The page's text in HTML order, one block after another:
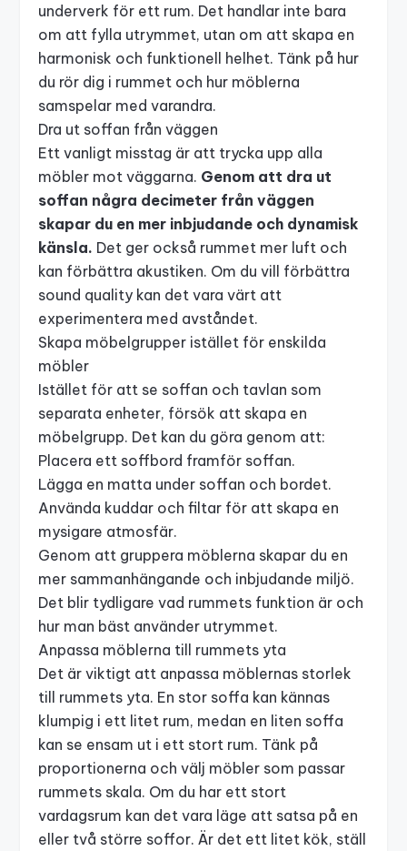
underverk för ett rum. Det handlar inte bara
om att fylla utrymmet, utan om att skapa en
harmonisk och funktionell helhet. Tänk på hur
du rör dig i rummet och hur möblerna
samspelar med varandra.
Dra ut soffan från väggen
Ett vanligt misstag är att trycka upp alla
möbler mot väggarna. Genom att dra ut
soffan några decimeter från väggen
skapar du en mer inbjudande och dynamisk
känsla. Det ger också rummet mer luft och
kan förbättra akustiken. Om du vill förbättra
sound quality kan det vara värt att
experimentera med avståndet.
Skapa möbelgrupper istället för enskilda
möbler
Istället för att se soffan och tavlan som
separata enheter, försök att skapa en
möbelgrupp. Det kan du göra genom att:
Placera ett soffbord framför soffan.
Lägga en matta under soffan och bordet.
Använda kuddar och filtar för att skapa en
mysigare atmosfär.
Genom att gruppera möblerna skapar du en
mer sammanhängande och inbjudande miljö.
Det blir tydligare vad rummets funktion är och
hur man bäst använder utrymmet.
Anpassa möblerna till rummets yta
Det är viktigt att anpassa möblernas storlek
till rummets yta. En stor soffa kan kännas
klumpig i ett litet rum, medan en liten soffa
kan se ensam ut i ett stort rum. Tänk på
proportionerna och välj möbler som passar
rummets skala. Om du har ett stort
vardagsrum kan det vara läge att satsa på en
eller två större soffor. Är det ett litet kök, ställ